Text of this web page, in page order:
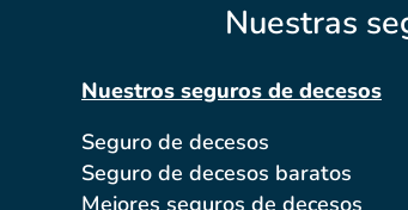
Nuestras
Nuestros seguros de decesos
Seguro de decesos
Seguro de decesos baratos
Mejores seguros de decesos